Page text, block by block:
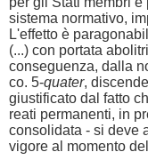
sistema normativo,
L'effetto è
(...) con portata
conseguenza, dalla
co. 5-quater,
giustificato dal fatto
reati permanenti, in
consolidata - si deve
vigore al momento